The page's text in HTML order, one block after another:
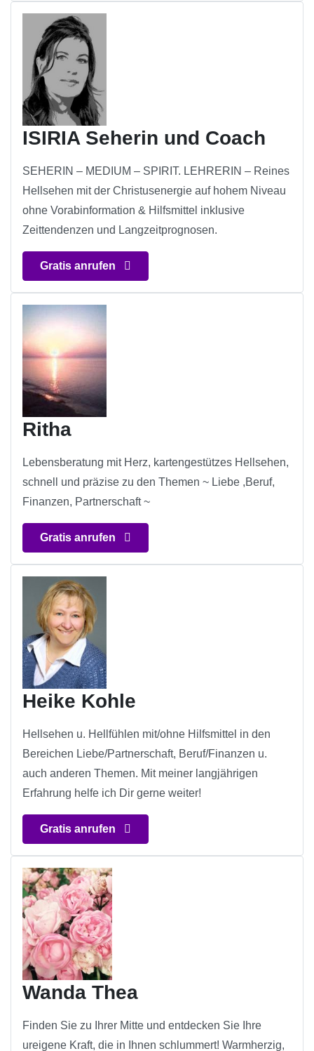
ISIRIA Seherin und Coach
SEHERIN – MEDIUM – SPIRIT. LEHRERIN – Reines
Hellsehen mit der Christusenergie auf hohem Niveau
ohne Vorabinformation & Hilfsmittel inklusive
Zeittendenzen und Langzeitprognosen.
Gratis anrufen
Ritha
Lebensberatung mit Herz, kartengestützes Hellsehen,
schnell und präzise zu den Themen ~ Liebe ,Beruf,
Finanzen, Partnerschaft ~
Gratis anrufen
Heike Kohle
Hellsehen u. Hellfühlen mit/ohne Hilfsmittel in den
Bereichen Liebe/Partnerschaft, Beruf/Finanzen u.
auch anderen Themen. Mit meiner langjährigen
Erfahrung helfe ich Dir gerne weiter!
Gratis anrufen
Wanda Thea
Finden Sie zu Ihrer Mitte und entdecken Sie Ihre
ureigene Kraft, die in Ihnen schlummert! Warmherzig,